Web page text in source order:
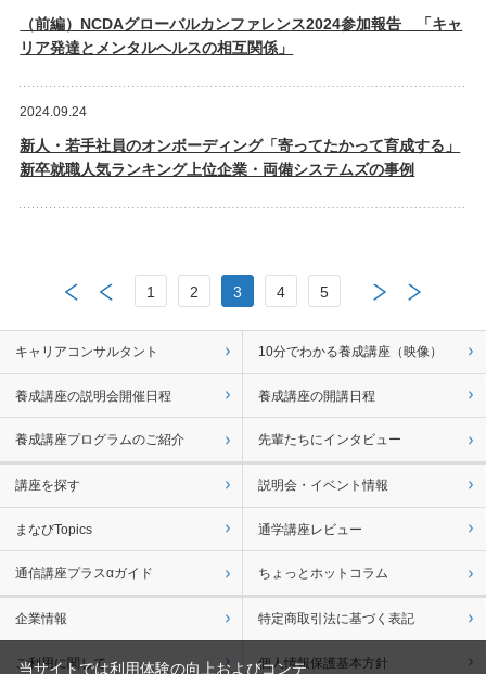
（前編）NCDAグローバルカンファレンス2024参加報告 「キャ
リア発達とメンタルヘルスの相互関係」
2024.09.24
新人・若手社員のオンボーディング「寄ってたかって育成する」
新卒就職人気ランキング上位企業・両備システムズの事例
1 2 3 4 5
キャリアコンサルタント 10分でわかる養成講座（映像）
養成講座の説明会開催日程 養成講座の開講日程
養成講座プログラムのご紹介 先輩たちにインタビュー
講座を探す 説明会・イベント情報
まなびTopics 通学講座レビュー
通信講座プラスαガイド ちょっとホットコラム
企業情報 特定商取引法に基づく表記
ご利用に関して 個人情報保護基本方針
当サイトでは利用体験の向上およびコンテ